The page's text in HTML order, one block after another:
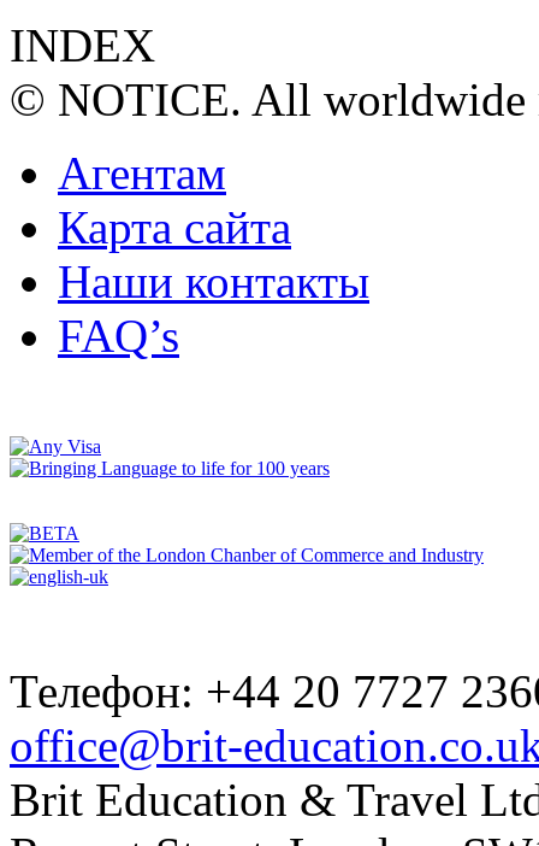
INDEX
© NOTICE. All worldwide
Агентам
Карта сайта
Наши контакты
FAQ’s
Телефон: +44 20 7727
office@brit-
Brit Education & Travel